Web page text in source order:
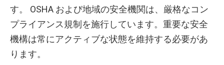
す。 OSHA および地域の安全機関は、厳格なコン
プライアンス規制を施行しています。重要な安全
機構は常にアクティブな状態を維持する必要があ
ります。